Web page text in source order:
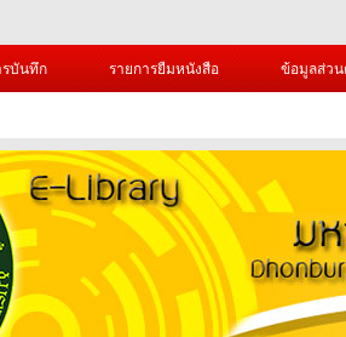
รบันทึก รายการยืมหนังสือ ข้อมูลส่ว